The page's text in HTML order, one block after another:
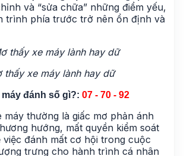
và “sửa chữa” những điểm yếu,
trình phía trước trở nên ổn định và
thấy xe máy lành hay dữ
máy đánh số gì?: 07 - 70 - 92
máy thường là giấc mơ phản ánh
hướng, mất quyền kiểm soát
việc đánh mất cơ hội trong cuộc
trưng cho hành trình cá nhân